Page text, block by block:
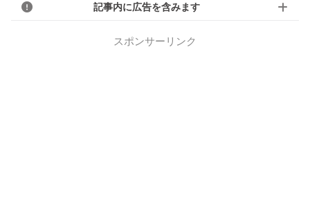
記事内に広告を含みます
スポンサーリンク